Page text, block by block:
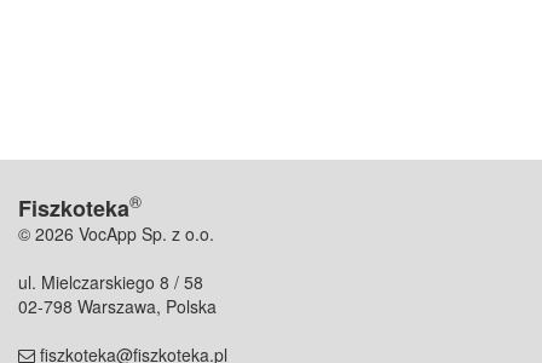
Fiszkoteka®
© 2026 VocApp Sp. z o.o.
ul. Mielczarskiego 8 / 58
02-798 Warszawa, Polska
fiszkoteka@fiszkoteka.pl